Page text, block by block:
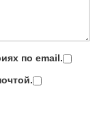
по email.